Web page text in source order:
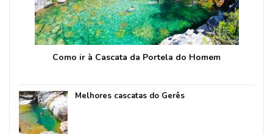
Como ir à Cascata da Portela do Homem
Melhores cascatas do Gerês